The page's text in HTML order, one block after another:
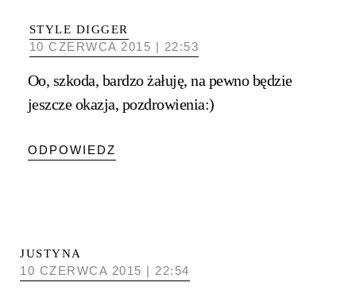
STYLE DIGGER
10 CZERWCA 2015 | 22:53
Oo, szkoda, bardzo żałuję, na pewno będzie
jeszcze okazja, pozdrowienia:)
ODPOWIEDZ
JUSTYNA
10 CZERWCA 2015 | 22:54